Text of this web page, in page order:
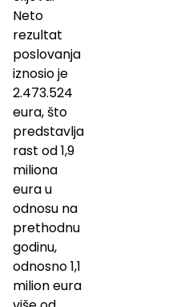
Neto
rezultat
poslovanja
iznosio je
2.473.524
eura, što
predstavlja
rast od 1,9
miliona
eura u
odnosu na
prethodnu
godinu,
odnosno 1,1
milion eura